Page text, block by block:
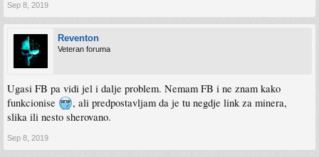
Sep 8, 2019
Reventon
Veteran foruma
Ugasi FB pa vidi jel i dalje problem. Nemam FB i ne znam kako
funkcionise
, ali predpostavljam da je tu negdje link za minera,
slika ili nesto sherovano.
Sep 8, 2019